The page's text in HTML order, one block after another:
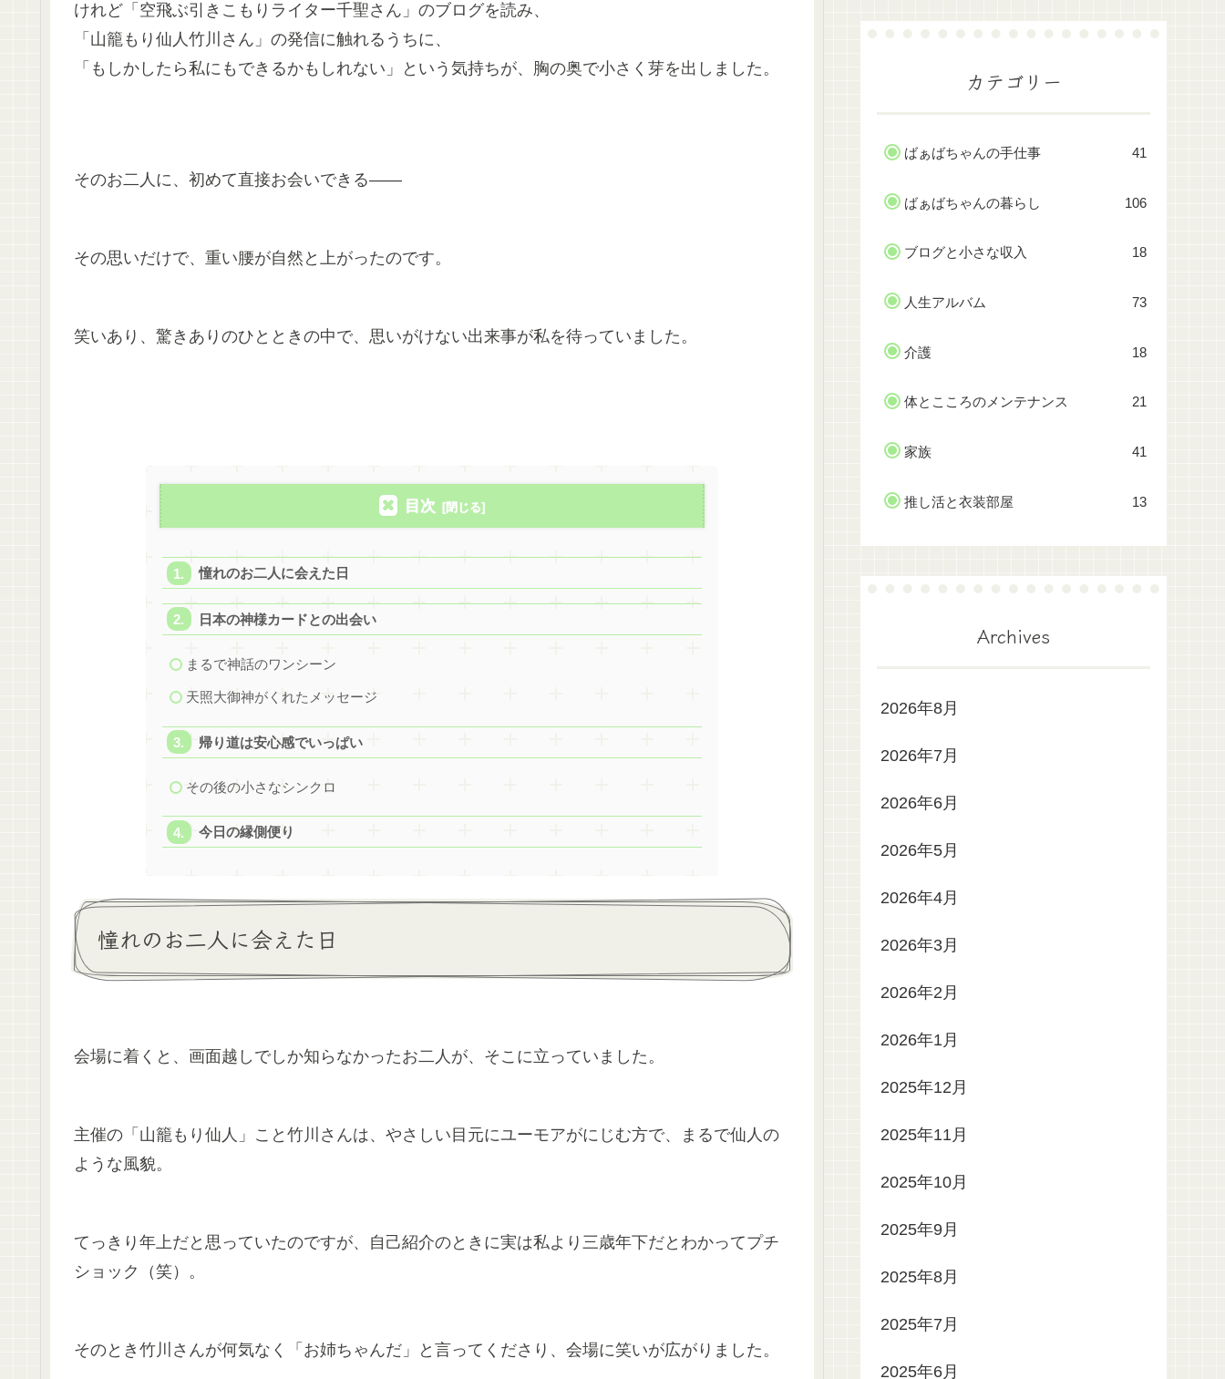
けれど「空飛ぶ引きこもりライター千聖さん」のブログを読み、
「山籠もり仙人竹川さん」の発信に触れるうちに、
「もしかしたら私にもできるかもしれない」という気持ちが、胸の奥で小さく芽を出しました。
そのお二人に、初めて直接お会いできる――
その思いだけで、重い腰が自然と上がったのです。
笑いあり、驚きありのひとときの中で、思いがけない出来事が私を待っていました。
目次
憧れのお二人に会えた日
日本の神様カードとの出会い
まるで神話のワンシーン
天照大御神がくれたメッセージ
帰り道は安心感でいっぱい
その後の小さなシンクロ
今日の縁側便り
憧れのお二人に会えた日
会場に着くと、画面越しでしか知らなかったお二人が、そこに立っていました。
主催の「山籠もり仙人」こと竹川さんは、やさしい目元にユーモアがにじむ方で、まるで仙人の
ような風貌。
てっきり年上だと思っていたのですが、自己紹介のときに実は私より三歳年下だとわかってプチ
ショック（笑）。
そのとき竹川さんが何気なく「お姉ちゃんだ」と言ってくださり、会場に笑いが広がりました。
カテゴリー
ばぁばちゃんの手仕事 41
ばぁばちゃんの暮らし 106
ブログと小さな収入 18
人生アルバム 73
介護 18
体とこころのメンテナンス 21
家族 41
推し活と衣装部屋 13
Archives
2026年8月
2026年7月
2026年6月
2026年5月
2026年4月
2026年3月
2026年2月
2026年1月
2025年12月
2025年11月
2025年10月
2025年9月
2025年8月
2025年7月
2025年6月